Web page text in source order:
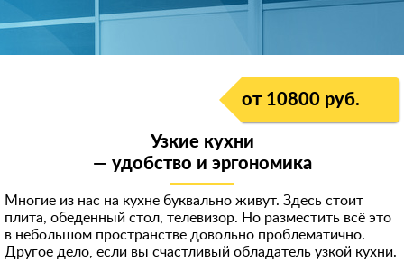
от 10800 руб.
Узкие кухни
— удобство и эргономика
Многие из нас на кухне буквально живут. Здесь стоит
плита, обеденный стол, телевизор. Но разместить всё это
в небольшом пространстве довольно проблематично.
Другое дело, если вы счастливый обладатель узкой кухни.